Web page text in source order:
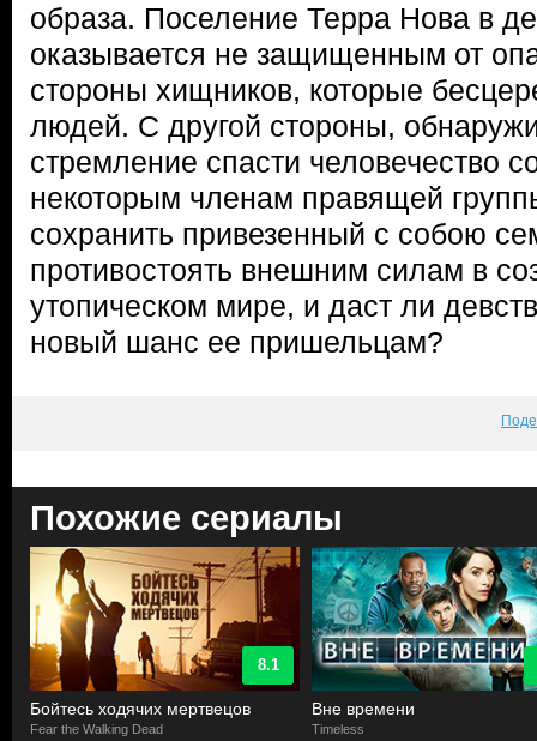
образа. Поселение Терра Нова в
оказывается не защищенным от
стороны хищников, которые
людей. С другой стороны,
стремление спасти человечество
некоторым членам правящей
сохранить привезенный с собою
противостоять внешним силам в
утопическом мире, и даст ли
новый шанс ее пришельцам?
Похожие сериалы
8.1
Бойтесь ходячих мертвецов
Fear the Walking Dead
Вне времени
Timeless